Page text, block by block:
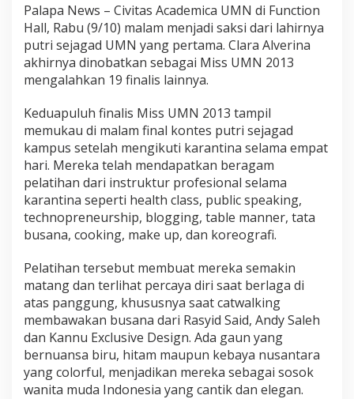
Palapa News – Civitas Academica UMN di Function
Hall, Rabu (9/10) malam menjadi saksi dari lahirnya
putri sejagad UMN yang pertama. Clara Alverina
akhirnya dinobatkan sebagai Miss UMN 2013
mengalahkan 19 finalis lainnya.
Keduapuluh finalis Miss UMN 2013 tampil
memukau di malam final kontes putri sejagad
kampus setelah mengikuti karantina selama empat
hari. Mereka telah mendapatkan beragam
pelatihan dari instruktur profesional selama
karantina seperti health class, public speaking,
technopreneurship, blogging, table manner, tata
busana, cooking, make up, dan koreografi.
Pelatihan tersebut membuat mereka semakin
matang dan terlihat percaya diri saat berlaga di
atas panggung, khususnya saat catwalking
membawakan busana dari Rasyid Said, Andy Saleh
dan Kannu Exclusive Design. Ada gaun yang
bernuansa biru, hitam maupun kebaya nusantara
yang colorful, menjadikan mereka sebagai sosok
wanita muda Indonesia yang cantik dan elegan.